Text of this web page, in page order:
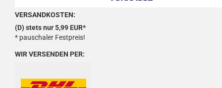
VERSANDKOSTEN:
(D) stets nur 5,99 EUR*
* pauschaler Festpreis!
WIR VERSENDEN PER: